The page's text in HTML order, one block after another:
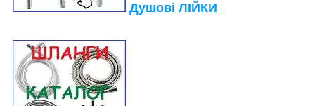
Душові ЛІЙКИ